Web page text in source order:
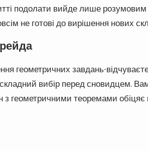
подолати вийде лише
не готові до вирішення нових
геометричних завдань-
вибір перед сновидцем.
з геометричними теоремами обіцяє